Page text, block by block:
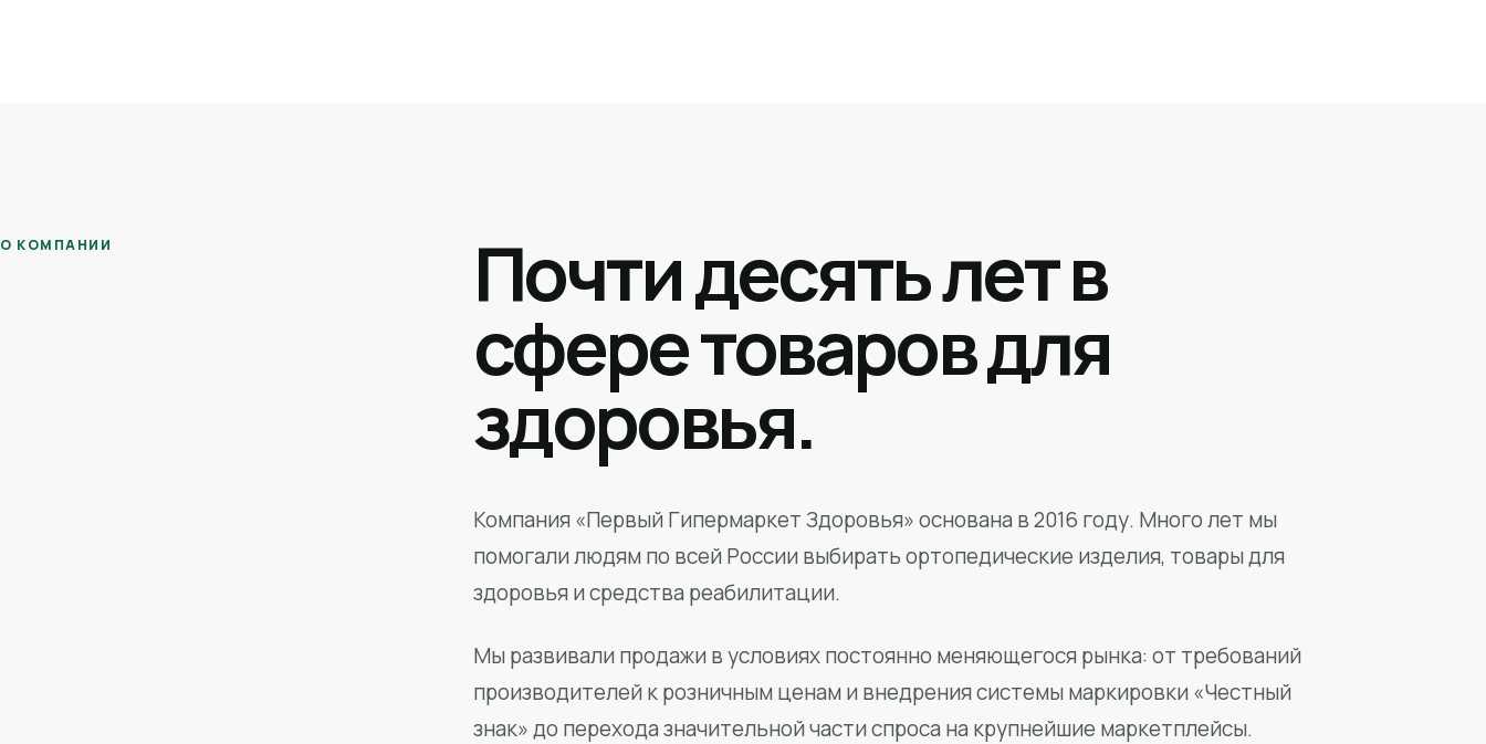
О КОМПАНИИ Почти десять лет в
сфере товаров для
здоровья.
Компания «Первый Гипермаркет Здоровья» основана в 2016 году. Много лет мы
помогали людям по всей России выбирать ортопедические изделия, товары для
здоровья и средства реабилитации.
Мы развивали продажи в условиях постоянно меняющегося рынка: от требований
производителей к розничным ценам и внедрения системы маркировки «Честный
знак» до перехода значительной части спроса на крупнейшие маркетплейсы.